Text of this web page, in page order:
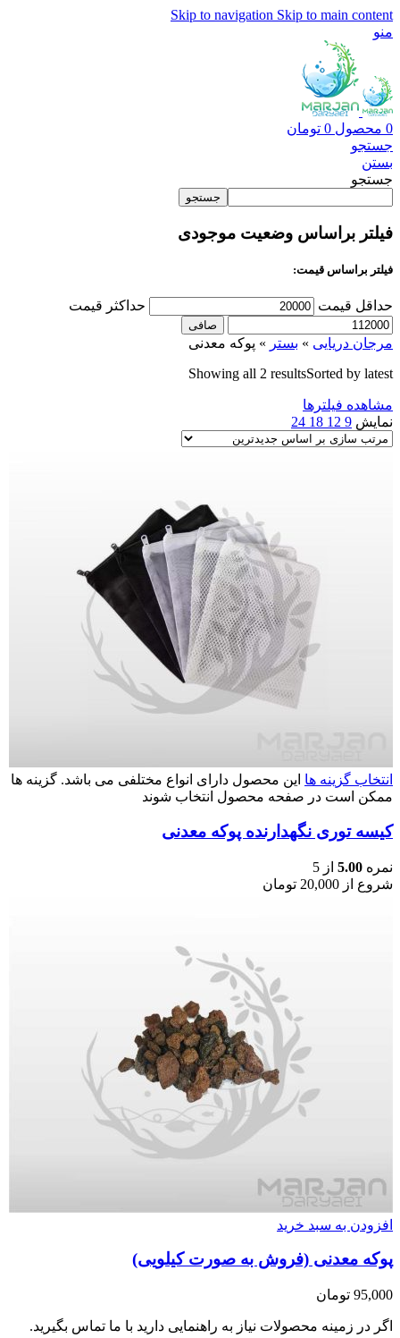
Skip to navigation Skip to main content
منو
0 محصول 0 تومان
جستجو
بستن
جستجو
جستجو
فیلتر براساس وضعیت موجودی
فیلتر براساس قیمت:
حداقل قیمت حداكثر قيمت
صافی
مرجان دریایی » بستر » پوکه معدنی
Showing all 2 resultsSorted by latest
مشاهده فیلترها
نمایش 9
12
18
24
انتخاب گزینه ها این محصول دارای انواع مختلفی می باشد. گزینه ها
ممکن است در صفحه محصول انتخاب شوند
کیسه توری نگهدارنده پوکه معدنی
نمره 5.00 از 5
شروع از 20,000 تومان
افزودن به سبد خرید
پوکه معدنی (فروش به صورت کیلویی)
95,000 تومان
اگر در زمینه محصولات نیاز به راهنمایی دارید با ما تماس بگیرید.